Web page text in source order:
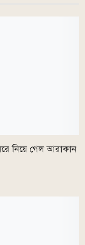
নিয়ে গেল আরাকান